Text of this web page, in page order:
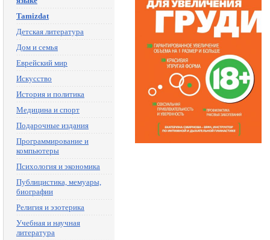
Tamizdat
Детская литература
Дом и семья
Еврейский мир
Искусство
История и политика
Медицина и спорт
Подарочные издания
Программирование и
компьютеры
Психология и экономика
Публицистика, мемуары,
биографии
Религия и эзотерика
Учебная и научная
литература